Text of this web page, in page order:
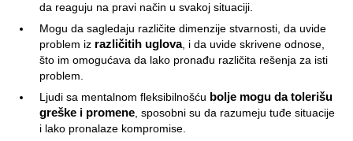
da reaguju na pravi način u svakoj situaciji.
Mogu da sagledaju različite dimenzije stvarnosti, da uvide
problem iz različitih uglova, i da uvide skrivene odnose,
što im omogućava da lako pronađu različita rešenja za isti
problem.
Ljudi sa mentalnom fleksibilnošću bolje mogu da tolerišu
greške i promene , sposobni su da razumeju tuđe situacije
i lako pronalaze kompromise.